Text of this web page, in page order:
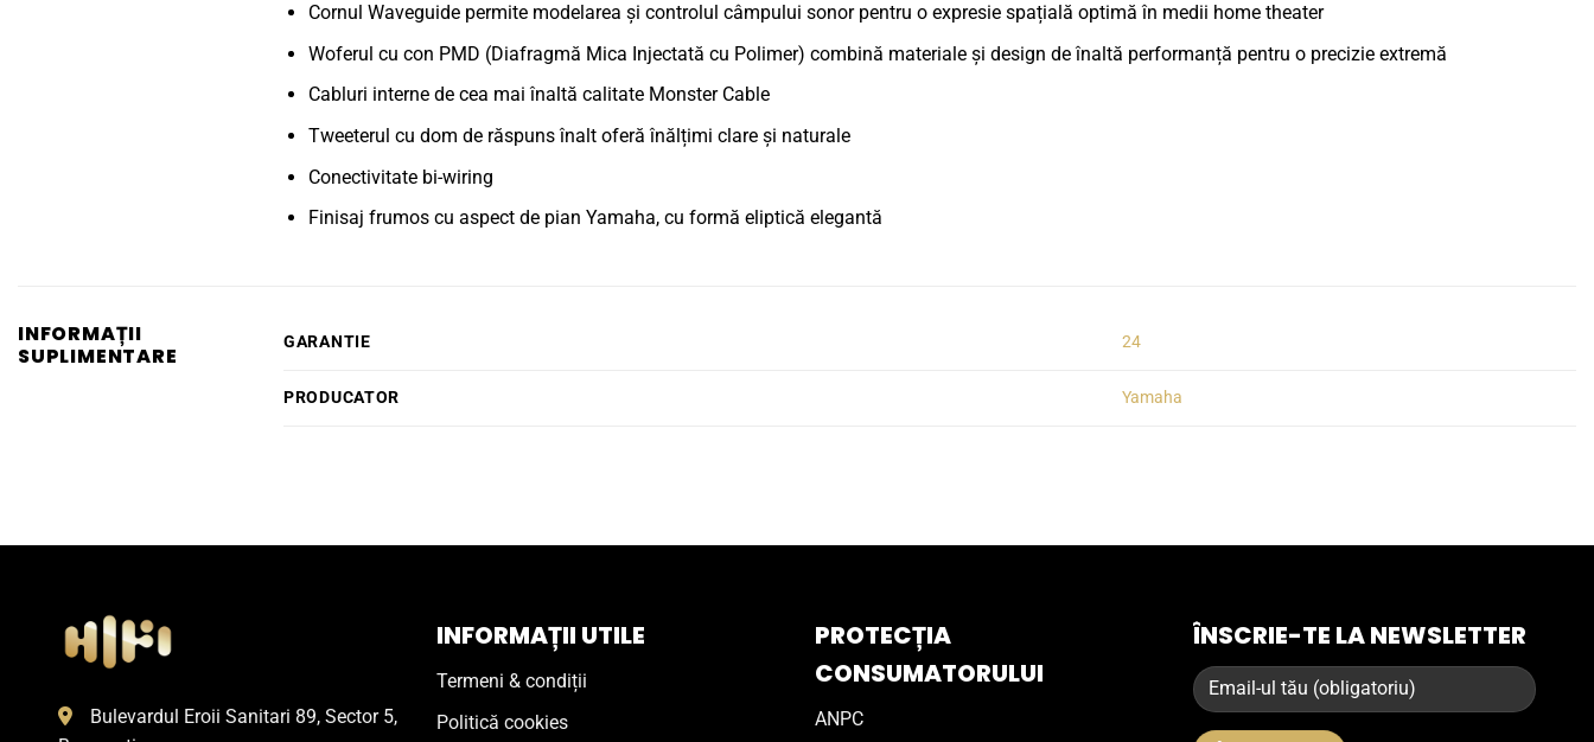
Cornul Waveguide permite modelarea și controlul câmpului sonor pentru o expresie spațială optimă în medii home theater
Woferul cu con PMD (Diafragmă Mica Injectată cu Polimer) combină materiale și design de înaltă performanță pentru o precizie extremă
Cabluri interne de cea mai înaltă calitate Monster Cable
Tweeterul cu dom de răspuns înalt oferă înălțimi clare și naturale
Conectivitate bi-wiring
Finisaj frumos cu aspect de pian Yamaha, cu formă eliptică elegantă
INFORMAȚII
SUPLIMENTARE
GARANTIE 24
PRODUCATOR Yamaha
Bulevardul Eroii Sanitari 89, Sector 5,
INFORMAȚII UTILE
Termeni & condiții
Politică cookies
PROTECȚIA
CONSUMATORULUI
ANPC
ÎNSCRIE-TE LA NEWSLETTER